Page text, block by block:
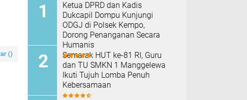
()
Ketua DPRD dan Kadis
Dukcapil Dompu Kunjungi
ODGJ di Polsek Kempo,
Dorong Penanganan Secara
Humanis
Semarak HUT ke-81 RI, Guru
dan TU SMKN 1 Manggelewa
Ikuti Tujuh Lomba Penuh
Kebersamaan